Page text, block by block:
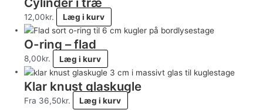
12,00kr. Læg i kurv
O-ring – flad
8,00kr. Læg i kurv
Klar knust glaskugle
Fra 36,50kr. Læg i kurv